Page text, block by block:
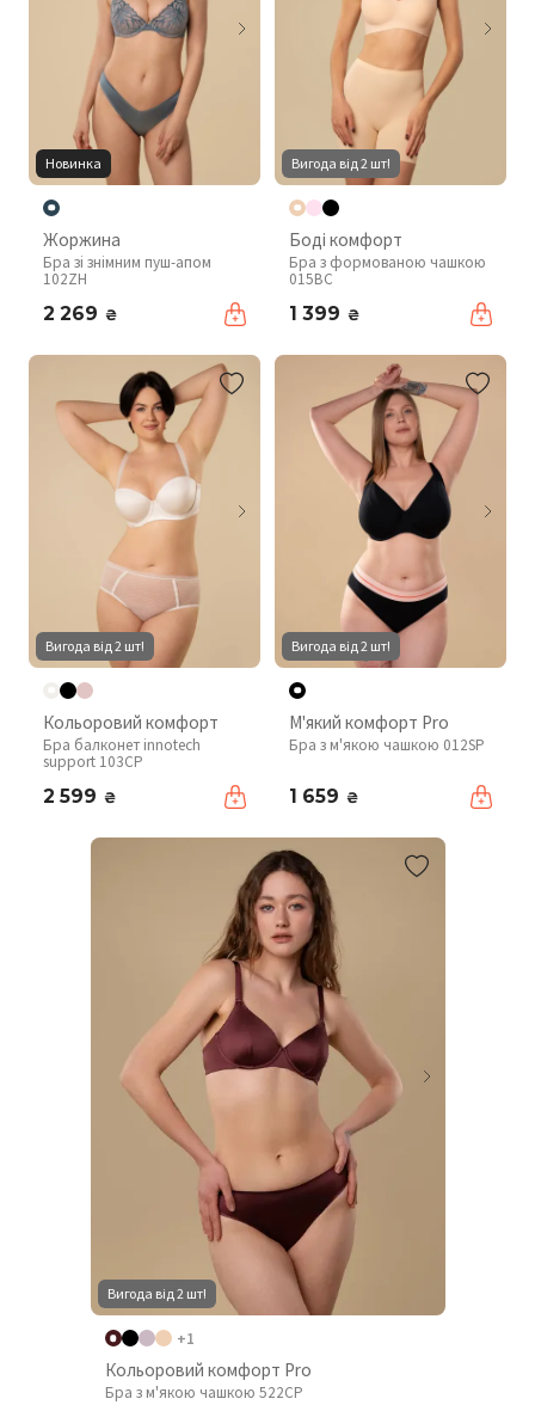
Новинка
Жоржина
Бра зі знімним пуш-апом
102ZH
2 269 ₴
Вигода від 2 шт!
Боді комфорт
Бра з формованою чашкою
015BC
1 399 ₴
Вигода від 2 шт!
Кольоровий комфорт
Бра балконет innotech
support 103CP
2 599 ₴
Вигода від 2 шт!
М'який комфорт Pro
Бра з м'якою чашкою 012SP
1 659 ₴
Вигода від 2 шт!
+1
Кольоровий комфорт Pro
Бра з м'якою чашкою 522CP